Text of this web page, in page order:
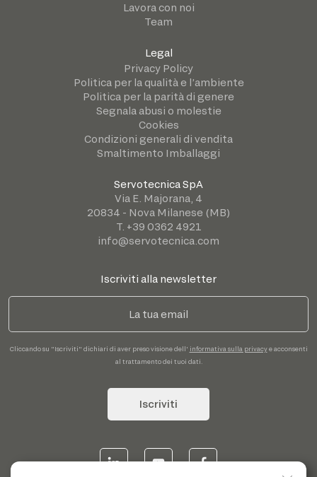
Lavora con noi
Team
Legal
Privacy Policy
Politica per la qualità e l’ambiente
Politica per la parità di genere
Segnala abusi o molestie
Cookies
Condizioni generali di vendita
Smaltimento Imballaggi
Servotecnica SpA
Via E. Majorana, 4
20834 - Nova Milanese (MB)
T. +39 0362 4921
info@servotecnica.com
Iscriviti alla newsletter
Cliccando su "Iscriviti" dichiari di aver preso visione dell' informativa sulla privacye acconsenti
al trattamento dei tuoi dati.
Iscriviti